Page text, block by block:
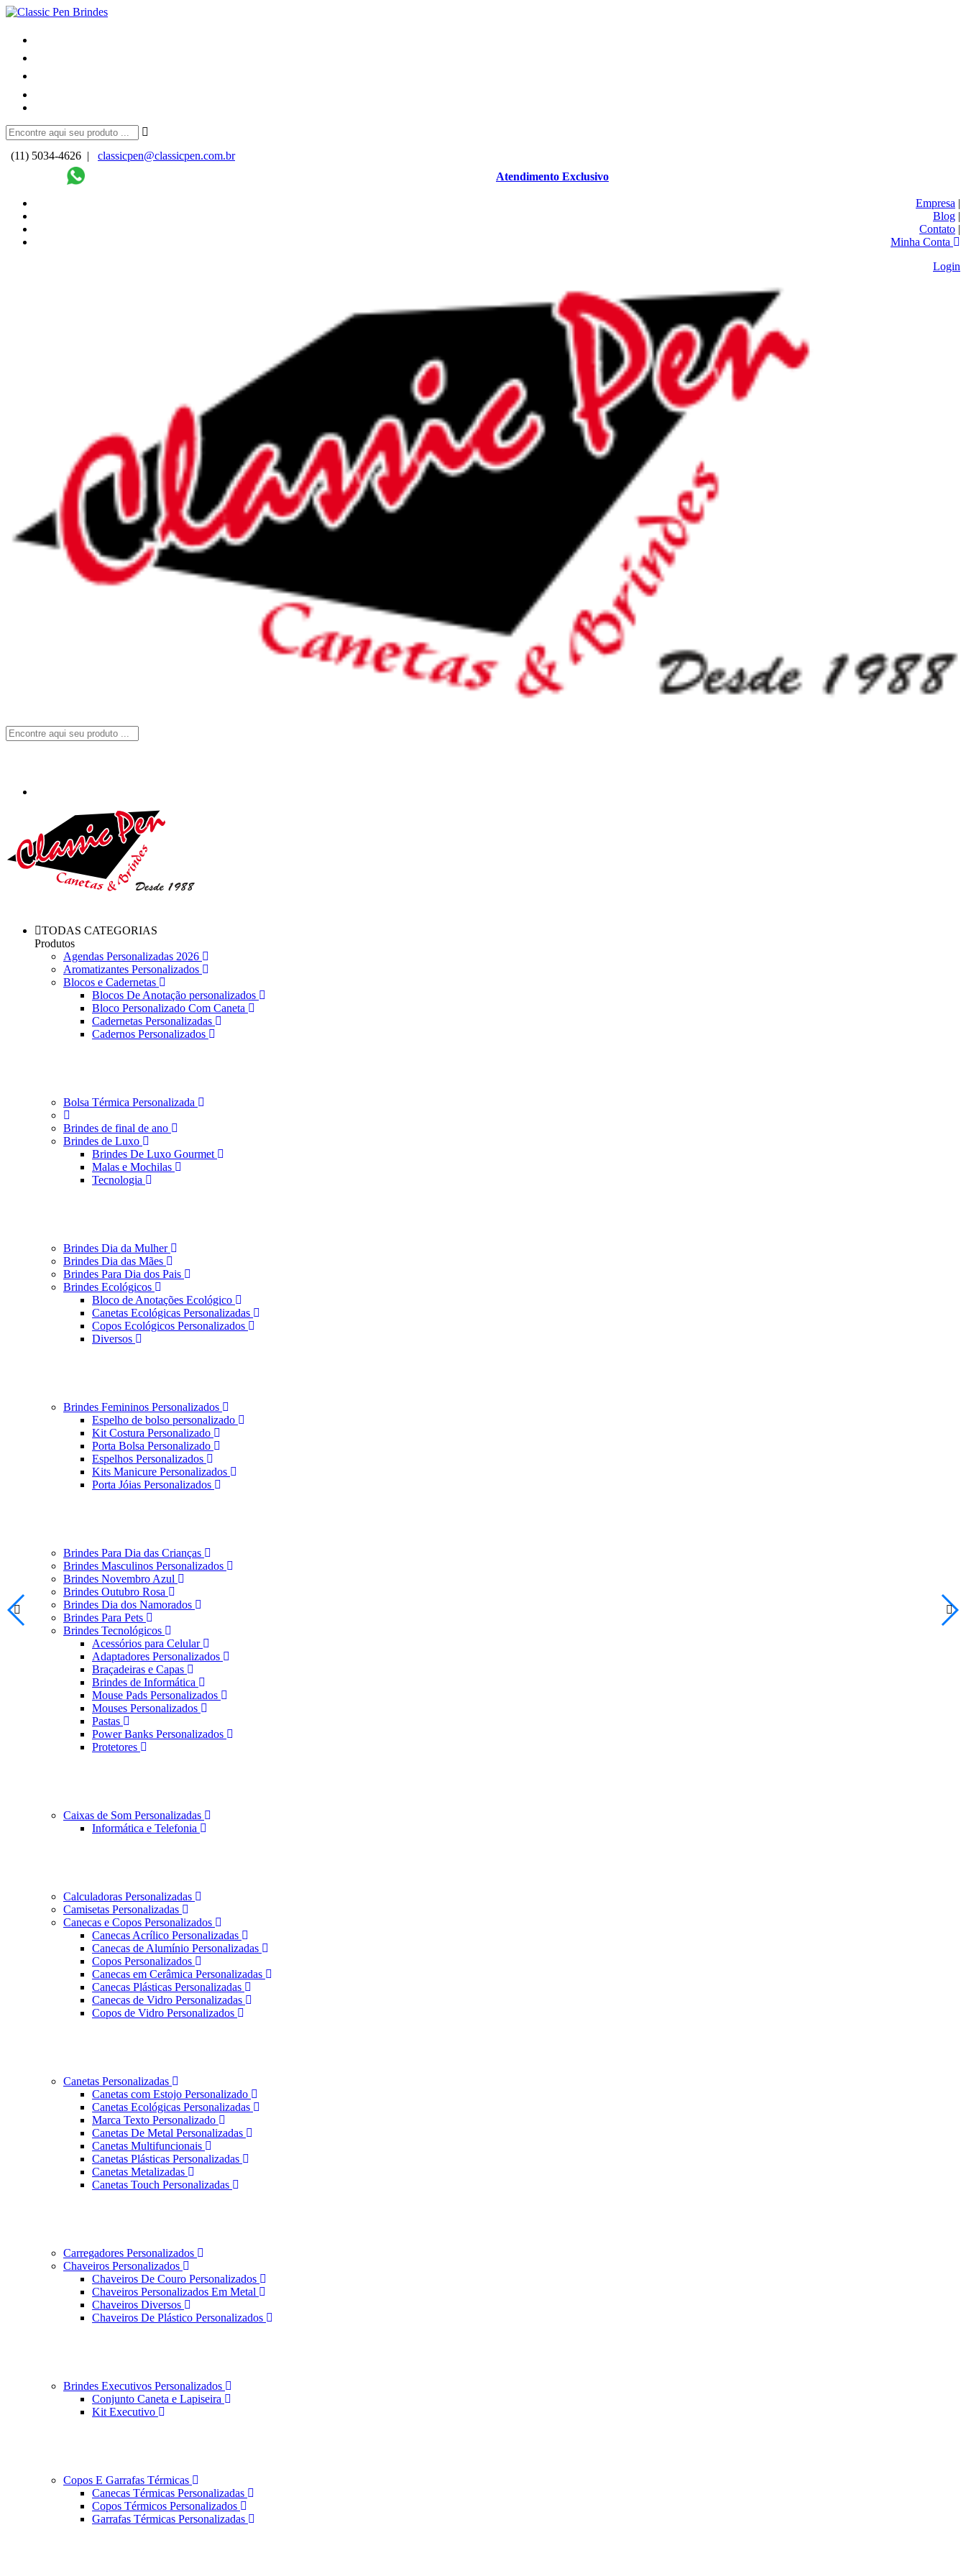
(11) 5034-4626 |
classicpen@classicpen.com.br
Atendimento Exclusivo
Empresa |
Blog |
Contato |
Minha Conta
Login
TODAS CATEGORIAS
Produtos
Agendas Personalizadas 2026
Aromatizantes Personalizados
Blocos e Cadernetas
Blocos De Anotação personalizados
Bloco Personalizado Com Caneta
Cadernetas Personalizadas
Cadernos Personalizados
Bolsa Térmica Personalizada
Brindes de final de ano
Brindes de Luxo
Brindes De Luxo Gourmet
Malas e Mochilas
Tecnologia
Brindes Dia da Mulher
Brindes Dia das Mães
Brindes Para Dia dos Pais
Brindes Ecológicos
Bloco de Anotações Ecológico
Canetas Ecológicas Personalizadas
Copos Ecológicos Personalizados
Diversos
Brindes Femininos Personalizados
Espelho de bolso personalizado
Kit Costura Personalizado
Porta Bolsa Personalizado
Espelhos Personalizados
Kits Manicure Personalizados
Porta Jóias Personalizados
Brindes Para Dia das Crianças
Brindes Masculinos Personalizados
Brindes Novembro Azul
Brindes Outubro Rosa
Brindes Dia dos Namorados
Brindes Para Pets
Brindes Tecnológicos
Acessórios para Celular
Adaptadores Personalizados
Braçadeiras e Capas
Brindes de Informática
Mouse Pads Personalizados
Mouses Personalizados
Pastas
Power Banks Personalizados
Protetores
Caixas de Som Personalizadas
Informática e Telefonia
Calculadoras Personalizadas
Camisetas Personalizadas
Canecas e Copos Personalizados
Canecas Acrílico Personalizadas
Canecas de Alumínio Personalizadas
Copos Personalizados
Canecas em Cerâmica Personalizadas
Canecas Plásticas Personalizadas
Canecas de Vidro Personalizadas
Copos de Vidro Personalizados
Canetas Personalizadas
Canetas com Estojo Personalizado
Canetas Ecológicas Personalizadas
Marca Texto Personalizado
Canetas De Metal Personalizadas
Canetas Multifuncionais
Canetas Plásticas Personalizadas
Canetas Metalizadas
Canetas Touch Personalizadas
Carregadores Personalizados
Chaveiros Personalizados
Chaveiros De Couro Personalizados
Chaveiros Personalizados Em Metal
Chaveiros Diversos
Chaveiros De Plástico Personalizados
Brindes Executivos Personalizados
Conjunto Caneta e Lapiseira
Kit Executivo
Copos E Garrafas Térmicas
Canecas Térmicas Personalizadas
Copos Térmicos Personalizados
Garrafas Térmicas Personalizadas